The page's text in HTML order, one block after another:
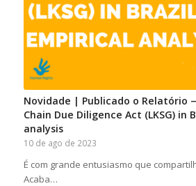
Novidade | Publicado o Relatório
Chain Due Diligence Act (LKSG) in
analysis
10 de ago de 2023
É com grande entusiasmo que
Acaba…